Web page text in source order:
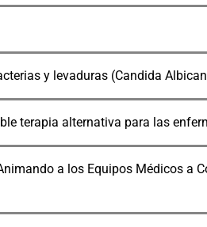
y levaduras (Candida
terapia alternativa para las
a los Equipos Médicos a